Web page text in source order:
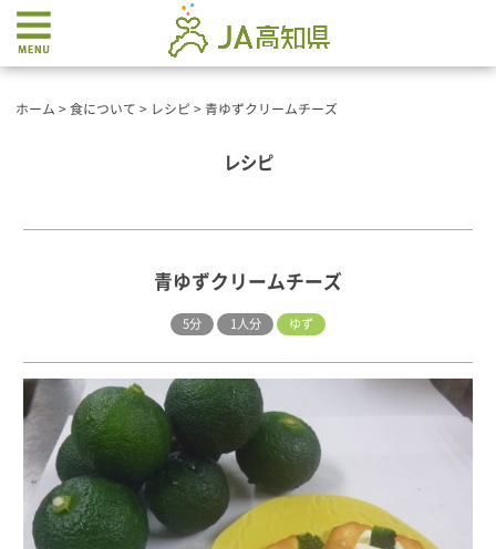
ホーム > 食について > レシピ > 青ゆずクリームチーズ
レシピ
青ゆずクリームチーズ
5分 1人分 ゆず